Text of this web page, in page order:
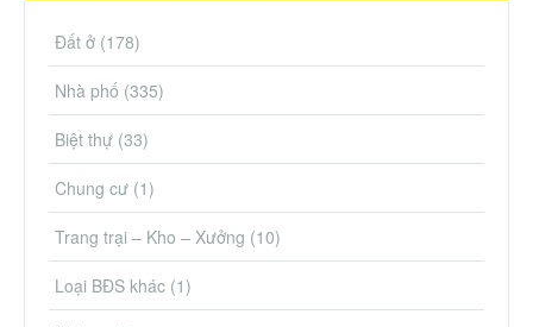
Đất ở (178)
Nhà phố (335)
Biệt thự (33)
Chung cư (1)
Trang trại – Kho – Xưởng (10)
Loại BĐS khác (1)